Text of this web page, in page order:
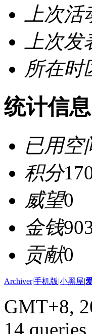
上次
上次
所在时
统计信息
已用空
积分
威望0
金钱
贡献0
Archiver|手机版|小黑屋|
GMT+8,
14 queries